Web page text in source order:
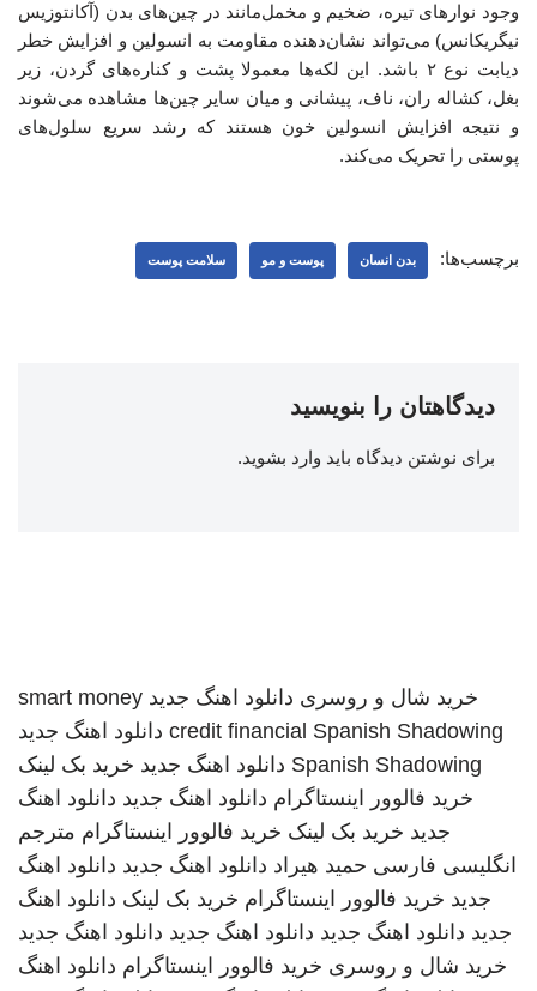
وجود نوارهای تیره، ضخیم و مخمل‌مانند در چین‌های بدن (آکانتوزیس
نیگریکانس) می‌تواند نشان‌دهنده مقاومت به انسولین و افزایش خطر
دیابت نوع ۲ باشد. این لکه‌ها معمولا پشت و کناره‌های گردن، زیر
بغل، کشاله ران، ناف، پیشانی و میان سایر چین‌ها مشاهده می‌شوند
و نتیجه افزایش انسولین خون‌ هستند که رشد سریع سلول‌های
پوستی را تحریک می‌کند.
برچسب‌ها: بدن انسان پوست و مو سلامت پوست
دیدگاهتان را بنویسید
برای نوشتن دیدگاه باید وارد بشوید.
خرید شال و روسری دانلود اهنگ جدید smart money
credit financial Spanish Shadowing
دانلود اهنگ جدید
Spanish Shadowing دانلود اهنگ جدید خرید بک لینک
خرید فالوور اینستاگرام دانلود اهنگ جدید دانلود اهنگ
جدید خرید بک لینک خرید فالوور اینستاگرام مترجم
انگلیسی فارسی حمید هیراد دانلود اهنگ جدید دانلود اهنگ
جدید خرید فالوور اینستاگرام خرید بک لینک دانلود اهنگ
جدید دانلود اهنگ جدید دانلود اهنگ جدید دانلود اهنگ جدید
خرید شال و روسری خرید فالوور اینستاگرام دانلود اهنگ